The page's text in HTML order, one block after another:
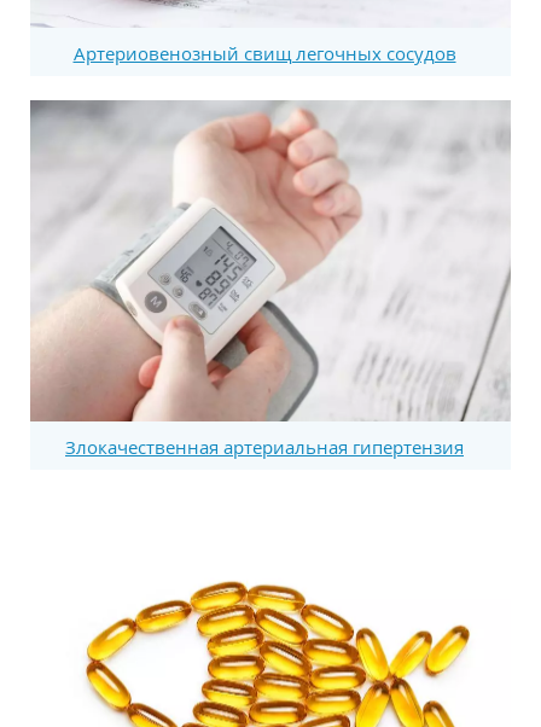
Артериовенозный свищ легочных сосудов
Злокачественная артериальная гипертензия